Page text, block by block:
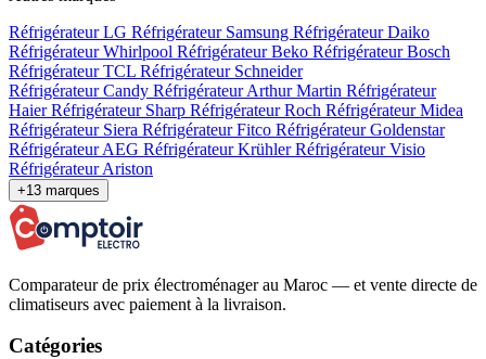
Réfrigérateur LG Réfrigérateur Samsung Réfrigérateur Daiko
Réfrigérateur Whirlpool Réfrigérateur Beko Réfrigérateur Bosch
Réfrigérateur TCL Réfrigérateur Schneider
Réfrigérateur Candy Réfrigérateur Arthur Martin Réfrigérateur
HaierRéfrigérateur Sharp Réfrigérateur Roch Réfrigérateur Midea
Réfrigérateur Siera Réfrigérateur Fitco Réfrigérateur Goldenstar
Réfrigérateur AEG Réfrigérateur KrühlerRéfrigérateur Visio
Réfrigérateur Ariston
+13 marques
Comparateur de prix électroménager au Maroc — et vente directe de
climatiseurs avec paiement à la livraison.
Catégories